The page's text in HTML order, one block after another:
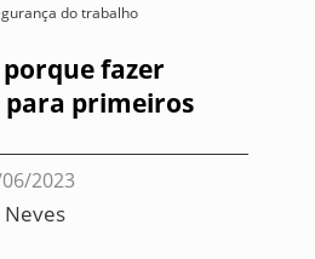
do trabalho
porque fazer
primeiros
2023
Neves